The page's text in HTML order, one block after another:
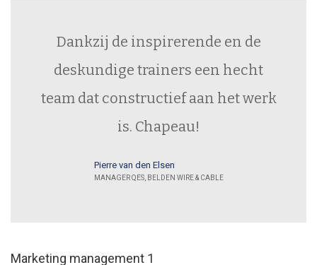
Dankzij de inspirerende en de
deskundige trainers een hecht
team dat constructief aan het werk
is. Chapeau!
Pierre van den Elsen
MANAGER QES, BELDEN WIRE & CABLE
Marketing management 1